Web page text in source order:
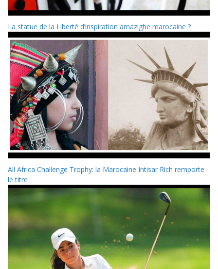
La statue de la Liberté d’inspiration amazighe marocaine ?
All Africa Challenge Trophy: la Marocaine Intisar Rich remporte
le titre